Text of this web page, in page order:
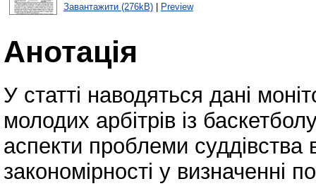
Завантажити (276kB)| Preview
Анотація
У статті наводяться дані
молодих арбітрів із
аспекти проблеми суддівства
закономірності у визначенні